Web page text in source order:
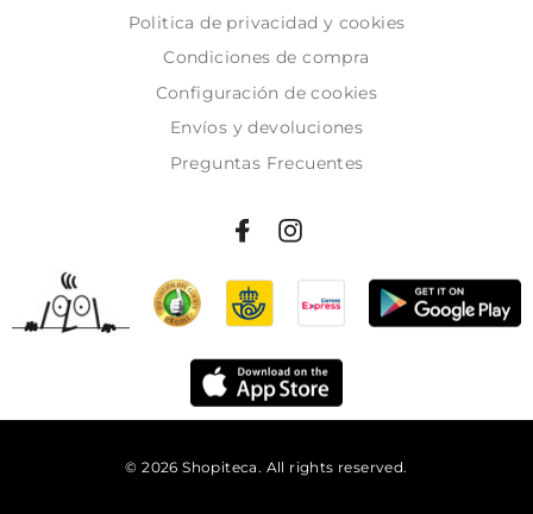
Politica de privacidad y cookies
Condiciones de compra
Configuración de cookies
Envíos y devoluciones
Preguntas Frecuentes
© 2026 Shopiteca. All rights reserved.